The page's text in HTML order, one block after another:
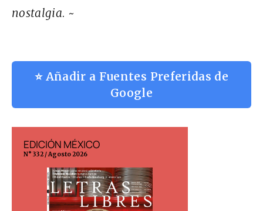
nostalgia. ~
⭐ Añadir a Fuentes Preferidas de
Google
EDICIÓN MÉXICO
N° 332 / Agosto 2026